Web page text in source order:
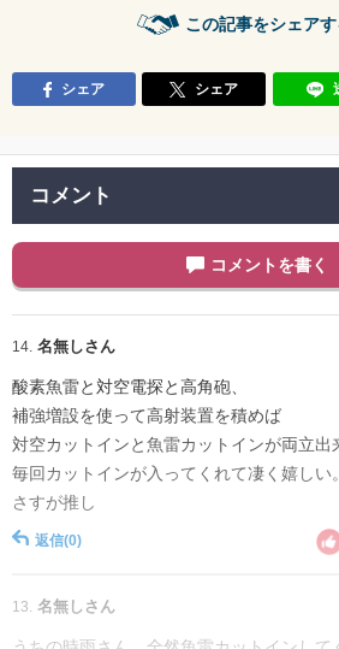
この記事をシェアす
シェア シェア
コメント
コメントを書く
14. 名無しさん
酸素魚雷と対空電探と高角砲、
補強増設を使って高射装置を積めば
対空カットインと魚雷カットインが両立出
毎回カットインが入ってくれて凄く嬉しい。
さすが推し
返信(0)
13. 名無しさん